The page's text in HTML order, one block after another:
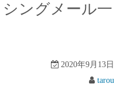
ングメール一
2020年9月13日
tarou